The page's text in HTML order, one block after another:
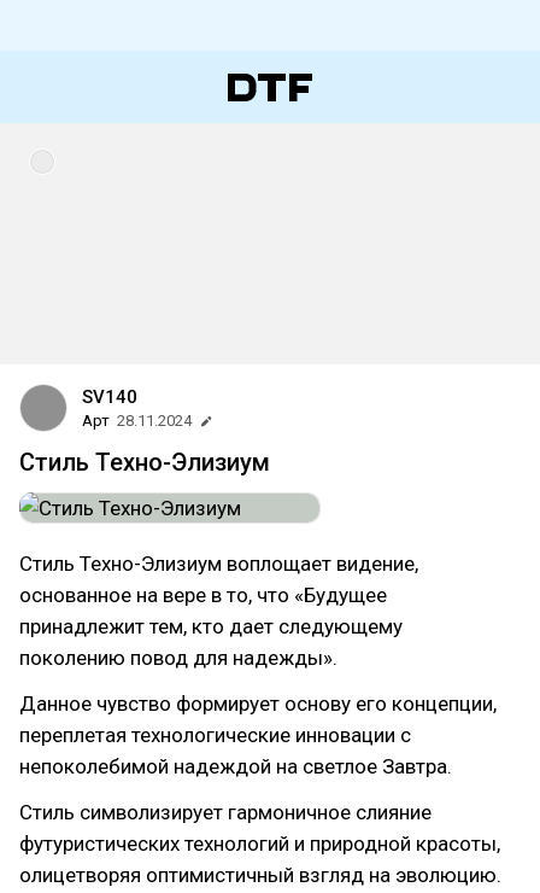
SV140
Арт 28.11.2024
Стиль Техно-Элизиум
Стиль Техно-Элизиум воплощает видение,
основанное на вере в то, что «Будущее
принадлежит тем, кто дает следующему
поколению повод для надежды».
Данное чувство формирует основу его концепции,
переплетая технологические инновации с
непоколебимой надеждой на светлое Завтра.
Стиль символизирует гармоничное слияние
футуристических технологий и природной красоты,
олицетворяя оптимистичный взгляд на эволюцию.